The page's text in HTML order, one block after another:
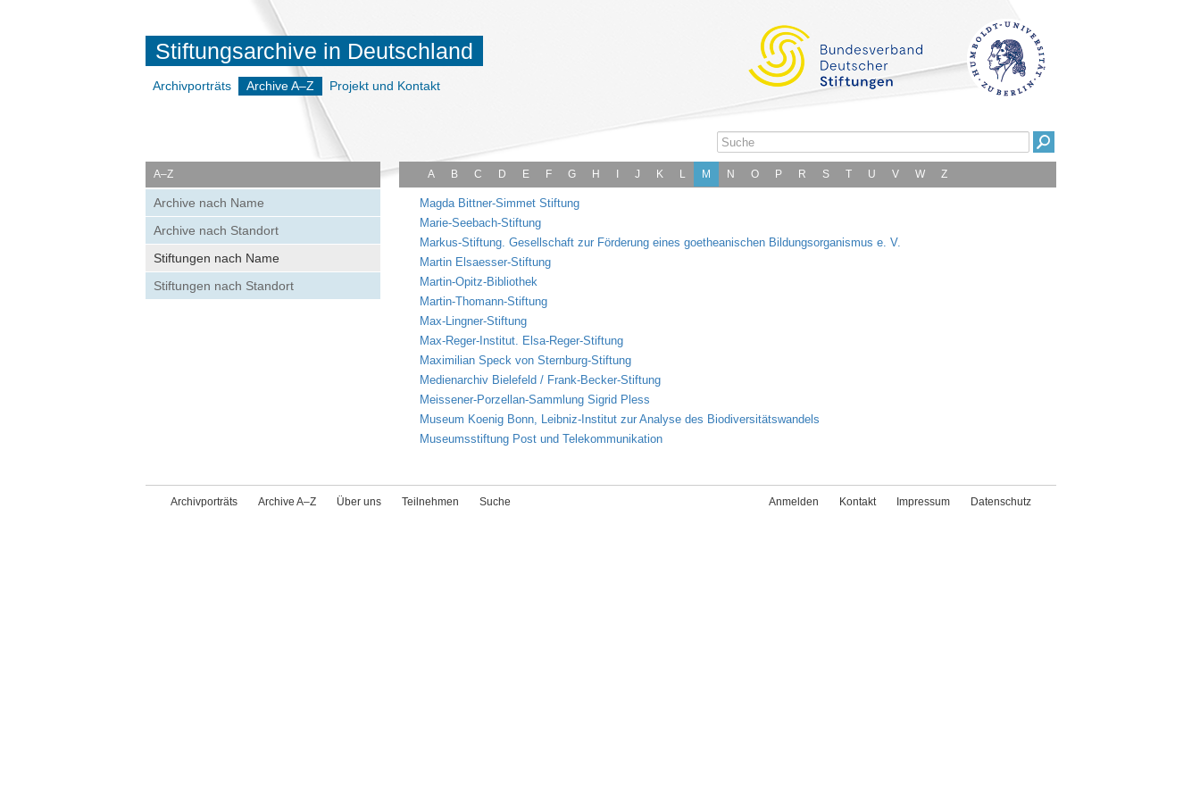
Stiftungsarchive in Deutschland
Archivporträts Archive A–Z Projekt und Kontakt
A–Z
Archive nach Name
Archive nach Standort
Stiftungen nach Name
Stiftungen nach Standort
A B C D E F G H J K L M N O P R S T U V W Z
Magda Bittner-Simmet Stiftung
Marie-Seebach-Stiftung
Markus-Stiftung. Gesellschaft zur Förderung eines goetheanischen Bildungsorganismus e. V.
Martin Elsaesser-Stiftung
Martin-Opitz-Bibliothek
Martin-Thomann-Stiftung
Max-Lingner-Stiftung
Max-Reger-Institut. Elsa-Reger-Stiftung
Maximilian Speck von Sternburg-Stiftung
Medienarchiv Bielefeld / Frank-Becker-Stiftung
Meissener-Porzellan-Sammlung Sigrid Pless
Museum Koenig Bonn, Leibniz-Institut zur Analyse des Biodiversitätswandels
Museumsstiftung Post und Telekommunikation
Archivporträts Archive A–Z Über uns Teilnehmen Suche Anmelden Kontakt Impressum Datenschutz